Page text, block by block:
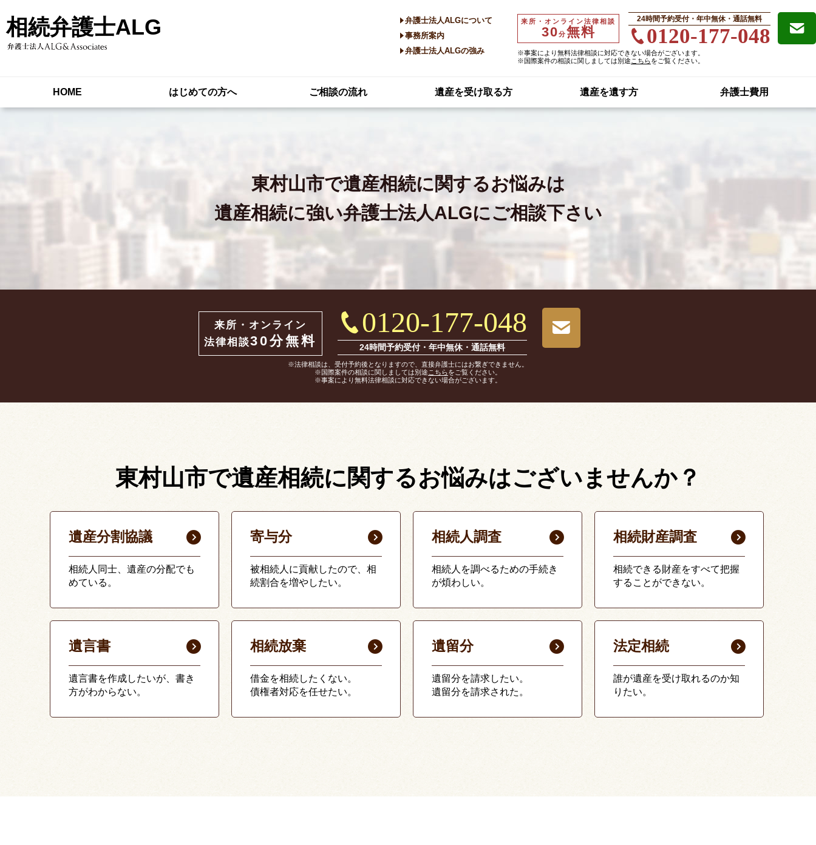
相続弁護士ALG 来所・オンライン法律相談
30分無料
24時間予約受付・年中無休・通話無料
0120-177-048
※事案により無料法律相談に対応できない場合がございます。
※国際案件の相談に関しましては別途 こちらをご覧ください。
弁護士法人ALGについて
事務所案内
弁護士法人ALGの強み
HOME はじめての方へ ご相談の流れ 遺産を受け取る方 遺産を遺す方 弁護士費用
東村山市で遺産相続に関するお悩みは
遺産相続に強い弁護士法人ALGにご相談下さい
来所・オンライン
法律相談30分無料
0120-177-048
24時間予約受付・年中無休・通話無料
※法律相談は、受付予約後となりますので、直接弁護士にはお繋ぎできません。
※国際案件の相談に関しましては別途 こちらをご覧ください。
※事案により無料法律相談に対応できない場合がございます。
東村山市で遺産相続に関するお悩みはございませんか？
遺産分割協議
相続人同士、遺産の分配でも
めている。
寄与分
被相続人に貢献したので、相
続割合を増やしたい。
相続人調査
相続人を調べるための手続き
が煩わしい。
相続財産調査
相続できる財産をすべて把握
することができない。
遺言書
遺言書を作成したいが、書き
方がわからない。
相続放棄
借金を相続したくない。
債権者対応を任せたい。
遺留分
遺留分を請求したい。
遺留分を請求された。
法定相続
誰が遺産を受け取れるのか知
りたい。